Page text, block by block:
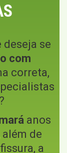
deseja se
com
correta,
anos
além de
a